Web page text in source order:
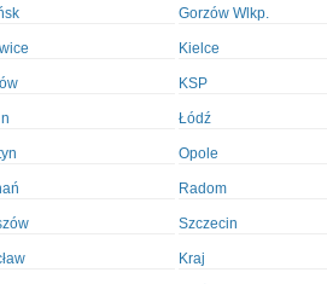
Gorzów Wlkp.
Kielce
KSP
Łódź
Opole
Radom
Szczecin
Kraj